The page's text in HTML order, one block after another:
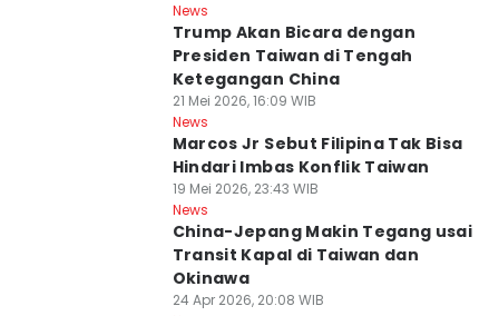
News
Trump Akan Bicara dengan
Presiden Taiwan di Tengah
Ketegangan China
21 Mei 2026, 16:09 WIB
News
Marcos Jr Sebut Filipina Tak Bisa
Hindari Imbas Konflik Taiwan
19 Mei 2026, 23:43 WIB
News
China-Jepang Makin Tegang usai
Transit Kapal di Taiwan dan
Okinawa
24 Apr 2026, 20:08 WIB